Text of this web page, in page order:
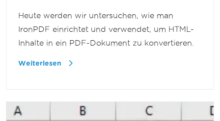
Heute werden wir untersuchen, wie man
IronPDF einrichtet und verwendet, um HTML-
Inhalte in ein PDF-Dokument zu konvertieren.
Weiterlesen